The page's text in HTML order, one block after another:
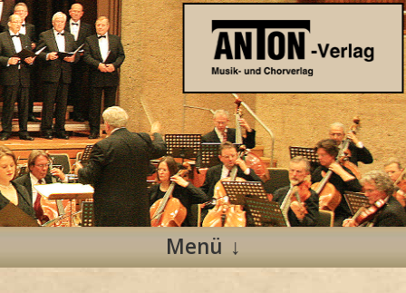
Anton Verlag
Musik- und Chorverlag
Menü